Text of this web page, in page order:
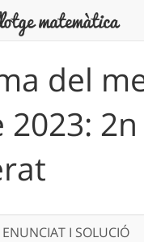
del
2023:
ENUNCIAT I SOLUCIÓ